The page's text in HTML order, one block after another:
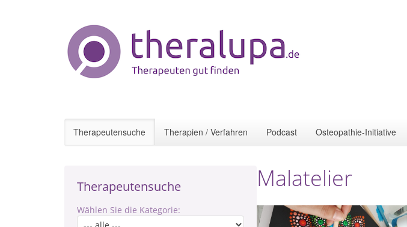
Therapeutensuche Therapien / Verfahren Podcast Osteopathie-Initiative
Therapeutensuche
Wählen Sie die Kategorie:
Malatelier